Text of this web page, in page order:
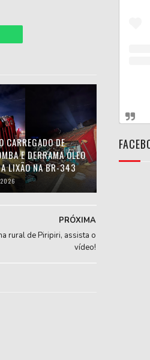
CARREGADO DE
E DERRAMA ÓLEO
LIXÃO NA BR-343
PRÓXIMA
rural de Piripiri, assista o
vídeo!